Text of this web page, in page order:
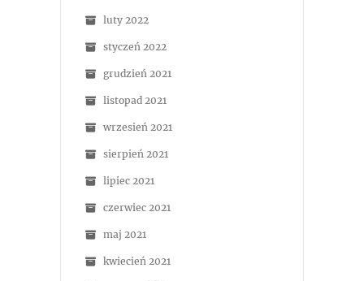
luty 2022
styczeń 2022
grudzień 2021
listopad 2021
wrzesień 2021
sierpień 2021
lipiec 2021
czerwiec 2021
maj 2021
kwiecień 2021